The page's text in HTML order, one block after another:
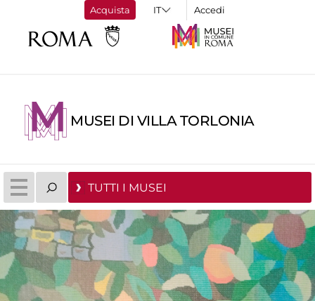
Acquista Accedi
MUSEI DI VILLA TORLONIA
TUTTI I MUSEI